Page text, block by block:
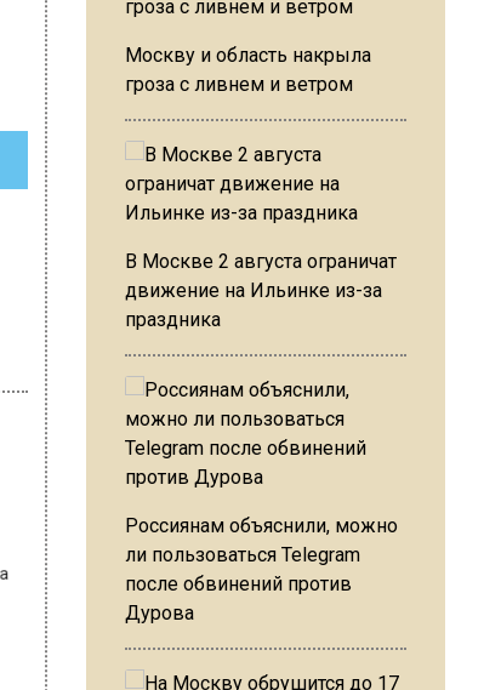
Москву и область накрыла
гроза с ливнем и ветром
В Москве 2 августа ограничат
движение на Ильинке из-за
праздника
Россиянам объяснили, можно
ли пользоваться Telegram
после обвинений против
Дурова